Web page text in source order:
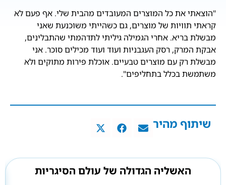
"הוצאתי את כל המוצרים המעובדים מהבית שלי. אף פעם לא
קראתי תוויות של מוצרים, גם כשהייתי משוכנעת שאני
מבשלת בריא. אחרי הגמילה גיליתי לתדהמתי שהתבלינים,
אבקת המרק, רסק העגבניות ועוד ועוד מכילים סוכר. אני
מבשלת רק עם מוצרים טבעיים. אוכלת פירות מתוקים ולא
משתמשת בכלל בתחליפים".
שיתוף מהיר
האשליה הגדולה של עולם הסיגריות